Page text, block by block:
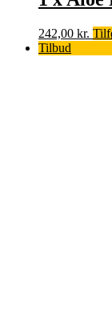
242,00 kr.
Tilbud